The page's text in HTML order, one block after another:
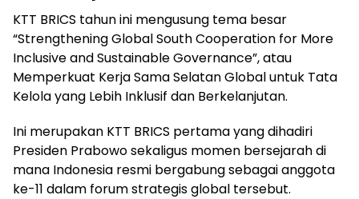
KTT BRICS tahun ini mengusung tema besar
“Strengthening Global South Cooperation for More
Inclusive and Sustainable Governance”, atau
Memperkuat Kerja Sama Selatan Global untuk Tata
Kelola yang Lebih Inklusif dan Berkelanjutan.
Ini merupakan KTT BRICS pertama yang dihadiri
Presiden Prabowo sekaligus momen bersejarah di
mana Indonesia resmi bergabung sebagai anggota
ke-11 dalam forum strategis global tersebut.